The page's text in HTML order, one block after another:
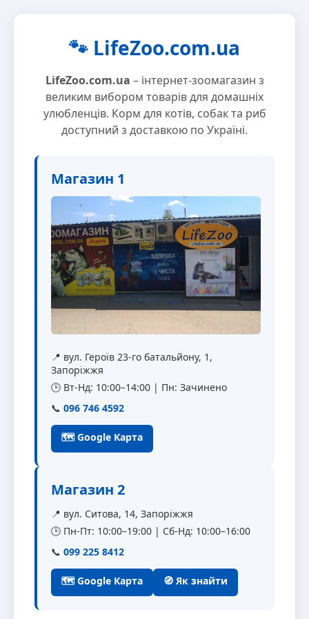
🐾 LifeZoo.com.ua
LifeZoo.com.ua – інтернет-зоомагазин з
великим вибором товарів для домашніх
улюбленців. Корм для котів, собак та риб
доступний з доставкою по Україні.
Магазин 1
📍 вул. Героїв 23-го батальйону, 1,
Запоріжжя
🕒 Вт-Нд: 10:00–14:00 | Пн: Зачинено
📞 096 746 4592
🗺 Google Карта
Магазин 2
📍 вул. Ситова, 14, Запоріжжя
🕒 Пн-Пт: 10:00–19:00 | Сб-Нд: 10:00–16:00
📞 099 225 8412
🗺 Google Карта 🧭 Як знайти